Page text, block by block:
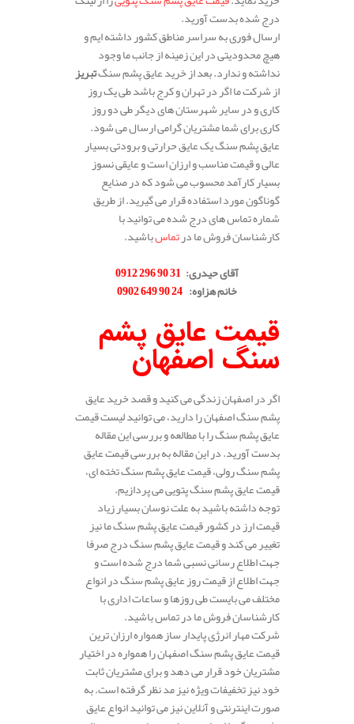
درج شده بدست آورید.
ارسال فوری به سراسر مناطق کشور داشته ایم و
هیچ محدودیتی در این زمینه از جانب ما وجود
نداشته و ندارد. بعد از خرید عایق پشم سنگتبریز
از شرکت ما اگر در تهران و کرج باشد طی یک روز
کاری و در سایر شهرستان های دیگر طی دو روز
کاری برای شما مشتریان گرامی ارسال می شود.
عایق پشم سنگ یک عایق حرارتی و برودتی بسیار
عالی و قیمت مناسب و ارزان است و عایقی نسوز
بسیار کارآمد محسوب می شود که در صنایع
گوناگون مورد استفاده قرار می گیرید. از طریق
شماره تماس های درج شده می توانید با
کارشناسان فروش ما درتماسباشید.
آقای حیدری:
31 90 296 0912
خانم هزاوه:
24 90 649 0902
قیمت عایق پشم
سنگ اصفهان
اگر در اصفهان زندگی می کنید و قصد خرید عایق
پشم سنگ اصفهان را دارید، می توانید لیست قیمت
عایق پشم سنگ را با مطالعه و بررسی این مقاله
بدست آورید. در این مقاله به بررسی قیمت عایق
پشم سنگ رولی، قیمت عایق پشم سنگ تخته ای،
قیمت عایق پشم سنگ پتویی می پردازیم.
توجه داشته باشید به علت نوسان بسیار زیاد
قیمت ارز در کشور قیمت عایق پشم سنگ ما نیز
تغییر می کند و قیمت عایق پشم سنگ درج صرفا
جهت اطلاع رسانی نسبی شما درج شده است و
جهت اطلاع از قیمت روز عایق پشم سنگ در انواع
مختلف می بایست طی روزها و ساعات اداری با
کارشناسان فروش ما در تماس باشید.
شرکت مهار انرژی پایدار ساز همواره ارزان ترین
قیمت عایق پشم سنگ اصفهان را همواره در اختیار
مشتریان خود قرار می دهد و برای مشتریان ثابت
خود نیز تخفیفات ویژه نیز مد نظر گرفته است. به
صورت اینترنتی و آنلاین نیز می توانید انواع عایق